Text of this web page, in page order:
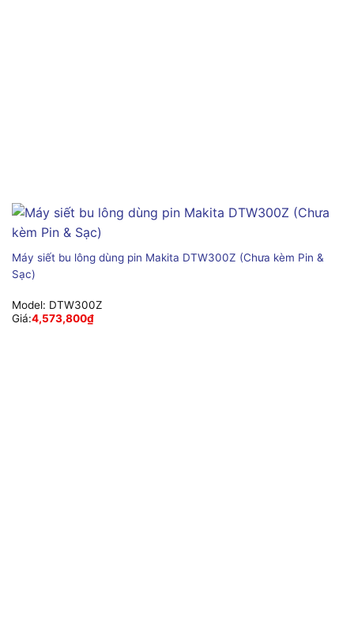
Máy siết bu lông dùng pin Makita DTW300Z (Chưa kèm Pin &
Sạc)
Model: DTW300Z
Giá:4,573,800₫